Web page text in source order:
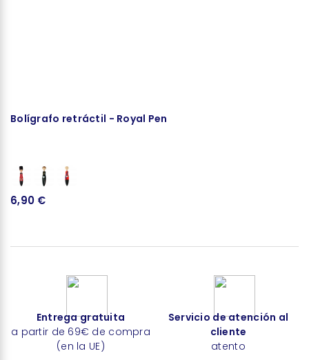
Bolígrafo retráctil - Royal Pen
6,90 €
Entrega gratuita
a partir de 69€ de compra
(en la UE)
Servicio de atención al
cliente
atento